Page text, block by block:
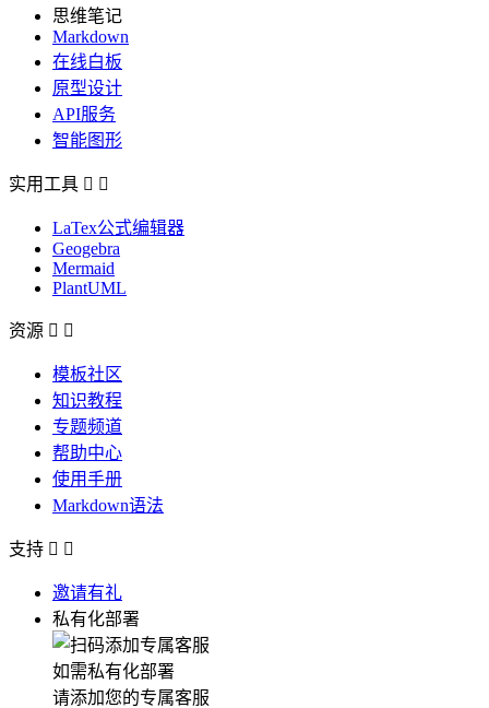
思维笔记
Markdown
在线白板
原型设计
API服务
智能图形
实用工具  
LaTex公式编辑器
Geogebra
Mermaid
PlantUML
资源  
模板社区
知识教程
专题频道
帮助中心
使用手册
Markdown语法
支持  
邀请有礼
私有化部署
如需私有化部署
请添加您的专属客服